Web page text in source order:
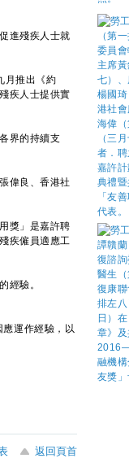
進殘疾人士就
月推出《約
疾人士提供實
界的持續支
偉良、香港社
獎」是嘉許聘
疾僱員適應工
經驗。
運作經驗，以
返回頁首